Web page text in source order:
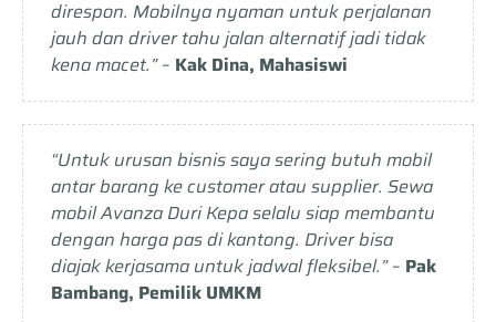
direspon. Mobilnya nyaman untuk perjalanan
jauh dan driver tahu jalan alternatif jadi tidak
kena macet.”– Kak Dina, Mahasiswi
“Untuk urusan bisnis saya sering butuh mobil
antar barang ke customer atau supplier. Sewa
mobil Avanza Duri Kepa selalu siap membantu
dengan harga pas di kantong. Driver bisa
diajak kerjasama untuk jadwal fleksibel.”– Pak
Bambang, Pemilik UMKM